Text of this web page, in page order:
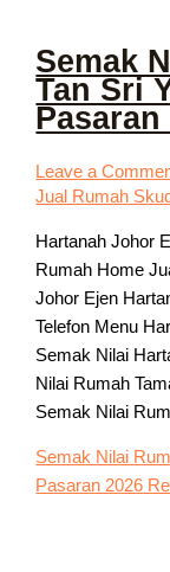
Semak
Tan Sri
Pasaran
Leave a
Jual Rumah
Hartanah Johor
Rumah Home
Johor Ejen
Telefon Menu
Semak Nilai
Nilai Rumah
Semak Nilai
Semak Nilai
Pasaran 2026